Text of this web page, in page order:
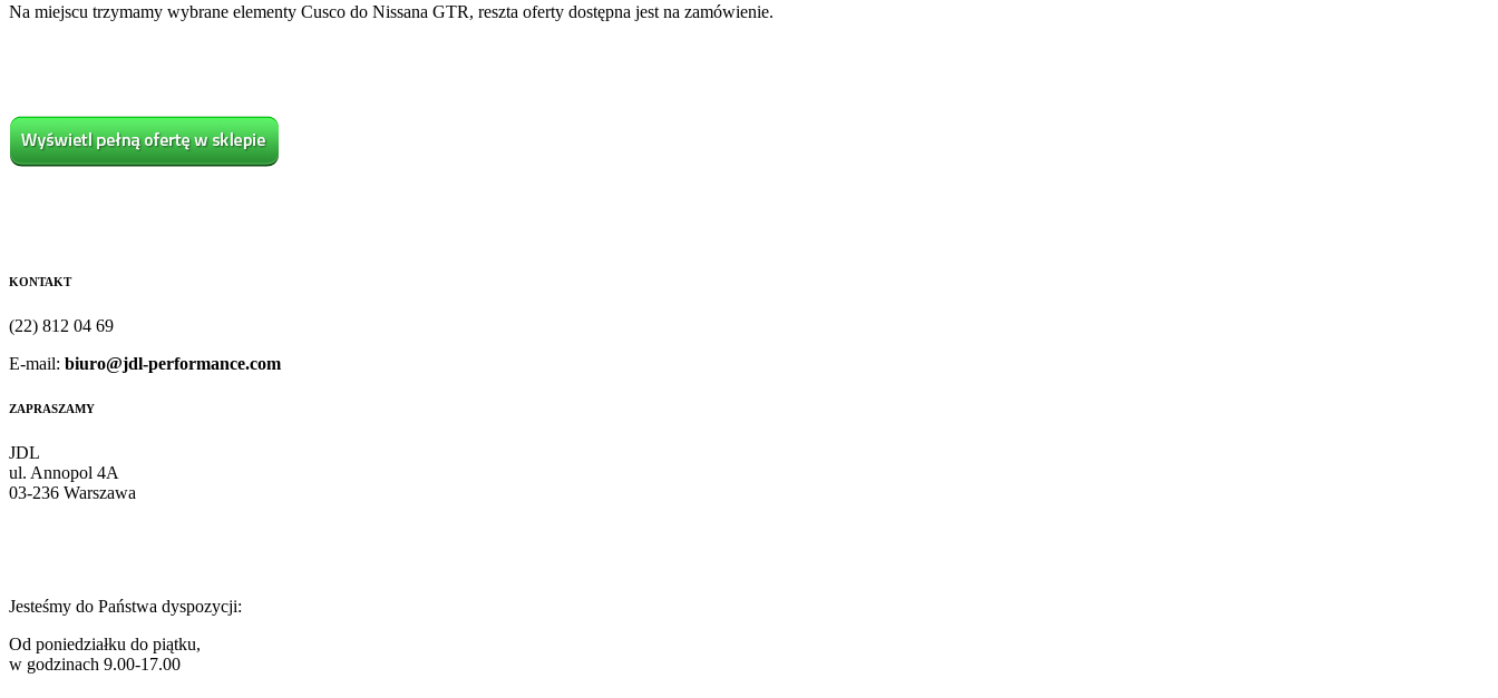
Na miejscu trzymamy wybrane elementy Cusco do Nissana GTR, reszta oferty dostępna jest na zamówienie.
KONTAKT
(22) 812 04 69
E-mail: biuro@jdl-performance.com
ZAPRASZAMY
JDL
ul. Annopol 4A
03-236 Warszawa
Jesteśmy do Państwa dyspozycji:
Od poniedziałku do piątku,
w godzinach 9.00-17.00